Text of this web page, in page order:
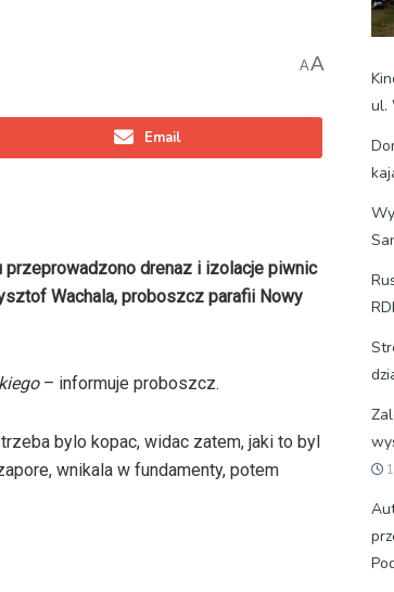
AA
Email
drenaz i izolacje piwnic
Wachala, proboszcz parafii Nowy
– informuje proboszcz.
bylo kopac, widac zatem, jaki to byl
wnikala w fundamenty, potem
ul.